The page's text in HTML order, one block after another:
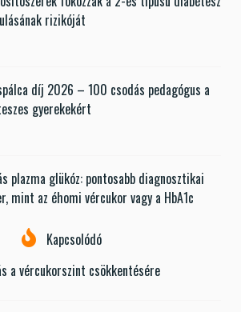
rizikóját
díj 2026 – 100 csodás pedagógus a
gyerekekért
plazma glükóz: pontosabb diagnosztikai
mint az éhomi vércukor vagy a HbA1c
Kapcsolódó
a vércukorszint csökkentésére